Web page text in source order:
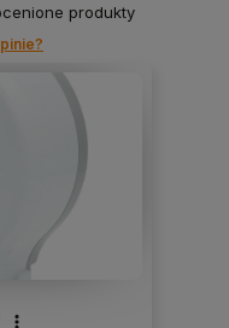
produkty